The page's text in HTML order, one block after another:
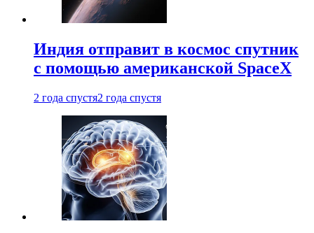
Индия отправит в космос спутник
с помощью американской SpaceX
2 года спустя2 года спустя